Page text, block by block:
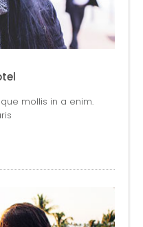
mollis in a enim.